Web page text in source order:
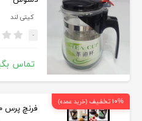
کیتی لند
-
تماس
۱۰% تخفیف (خرید عمده)
فرنچ پرس ۳۵۰ میل استارباکس